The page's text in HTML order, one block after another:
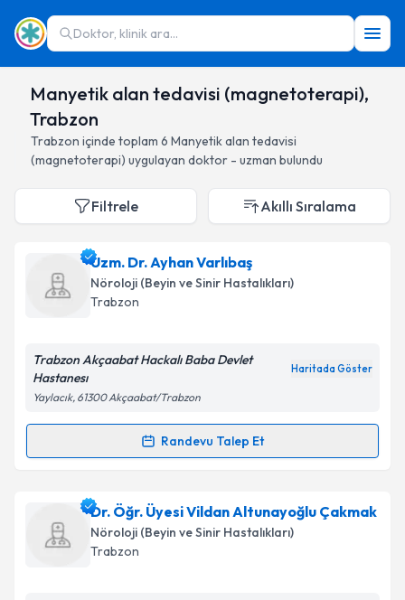
Doktor, klinik ara...
Manyetik alan tedavisi (magnetoterapi),
Trabzon
Trabzon içinde toplam 6 Manyetik alan tedavisi
(magnetoterapi) uygulayan doktor - uzman bulundu
Filtrele Akıllı Sıralama
Uzm. Dr. Ayhan Varlıbaş
Nöroloji (Beyin ve Sinir Hastalıkları)
Trabzon
Trabzon Akçaabat Hackalı Baba Devlet
Hastanesı
Haritada Göster
Yaylacık, 61300 Akçaabat/Trabzon
Randevu Talep Et
Randevu Takvimi Talebi
Uzm. Dr. Ayhan Varlıbaşiçin randevu takvimi talebi
oluşturun. Size bu uzmandan randevu almanız için bir
takvim hazırlandığında e-posta ile bilgilendireceğiz.
Dr. Öğr. Üyesi Vildan Altunayoğlu Çakmak
Nöroloji (Beyin ve Sinir Hastalıkları)
Trabzon